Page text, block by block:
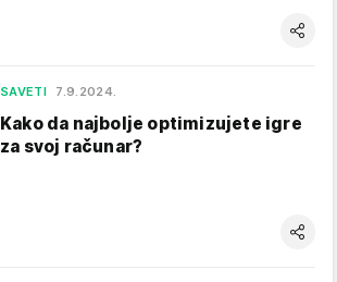
SAVETI 7.9.2024.
Kako da najbolje optimizujete igre
za svoj računar?